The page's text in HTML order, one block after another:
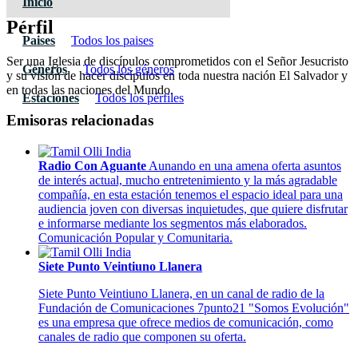
Paises Todos los paises
Géneros Todos los géneros
Estaciones Todos los pérfiles
Pérfil
Ser una Iglesia de discípulos comprometidos con el Señor Jesucristo
y su visión de hacer discípulos en toda nuestra nación El Salvador y
en todas las naciones del Mundo.
Emisoras relacionadas
Radio Con Aguante Aunando en una amena oferta asuntos
de interés actual, mucho entretenimiento y la más agradable
compañía, en esta estación tenemos el espacio ideal para una
audiencia joven con diversas inquietudes, que quiere disfrutar
e informarse mediante los segmentos más elaborados.
Comunicación Popular y Comunitaria.
Siete Punto Veintiuno Llanera
Siete Punto Veintiuno Llanera, en un canal de radio de la
Fundación de Comunicaciones 7punto21 "Somos Evolución"
es una empresa que ofrece medios de comunicación, como
canales de radio que componen su oferta.